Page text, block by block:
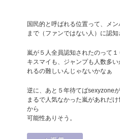
国民的と呼ばれる位置って、メ
まで（ファンではない人）に認知
嵐が５人全員認知されたのって１
キスマイも、ジャンプも人数多
れるの難しいんじゃないかなぁ
逆に、あと５年待てばsexyzone
まるで人気なかった嵐があれだ
から
可能性ありそう。